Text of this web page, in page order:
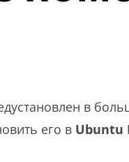
в
его в Ubuntu